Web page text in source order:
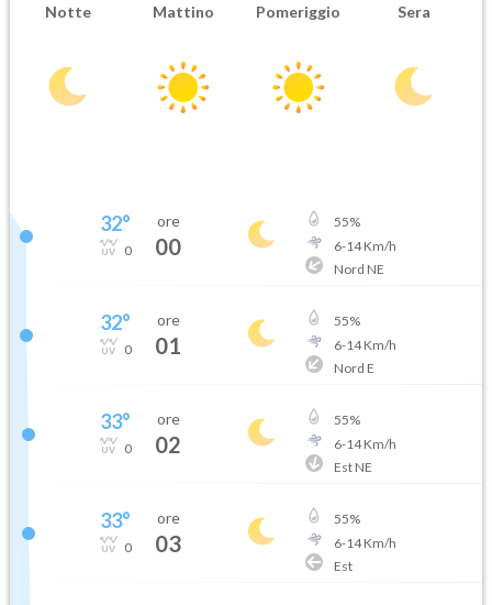
Notte Mattino Pomeriggio Sera
32°
0
ore
00
55%
6-14Km/h
Nord NE
32°
0
ore
01
55%
6-14Km/h
Nord E
33°
0
ore
02
55%
6-14Km/h
Est NE
33°
0
ore
03
55%
6-14Km/h
Est